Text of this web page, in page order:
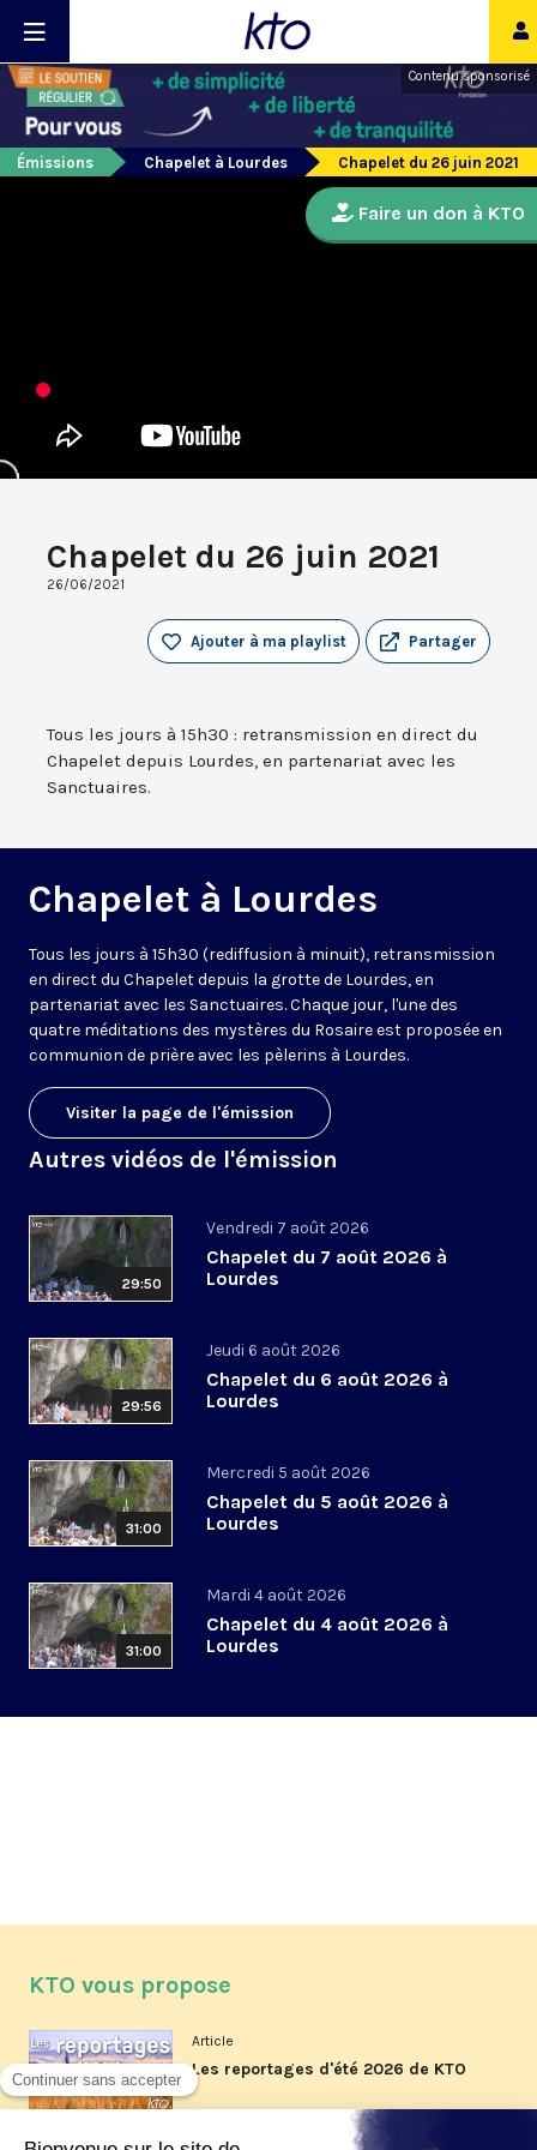
Contenu sponsorisé
Émissions Chapelet à Lourdes Chapelet du 26 juin 2021
Chapelet du 26 juin 2021
26/06/2021
Partager
Ajouter à ma playlist
Tous les jours à 15h30 : retransmission en direct du
Chapelet depuis Lourdes, en partenariat avec les
Sanctuaires.
Chapelet à Lourdes
Tous les jours à 15h30 (rediffusion à minuit), retransmission
en direct du Chapelet depuis la grotte de Lourdes, en
partenariat avec les Sanctuaires. Chaque jour, l'une des
quatre méditations des mystères du Rosaire est proposée en
communion de prière avec les pèlerins à Lourdes.
Visiter la page de l'émission
Autres vidéos de l'émission
29:50
Vendredi 7 août 2026
Chapelet du 7 août 2026 à
Lourdes
29:56
Jeudi 6 août 2026
Chapelet du 6 août 2026 à
Lourdes
31:00
Mercredi 5 août 2026
Chapelet du 5 août 2026 à
Lourdes
31:00
Mardi 4 août 2026
Chapelet du 4 août 2026 à
Lourdes
Faire un don à KTO
KTO vous propose
Article
Les reportages d'été 2026 de KTO